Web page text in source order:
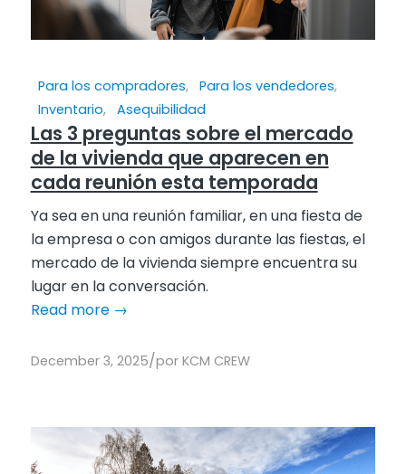
Para los compradores, Para los vendedores,
Inventario, Asequibilidad
Las 3 preguntas sobre el mercado
de la vivienda que aparecen en
cada reunión esta temporada
Ya sea en una reunión familiar, en una fiesta de
la empresa o con amigos durante las fiestas, el
mercado de la vivienda siempre encuentra su
lugar en la conversación.
Read more→
December 3, 2025/por KCM CREW